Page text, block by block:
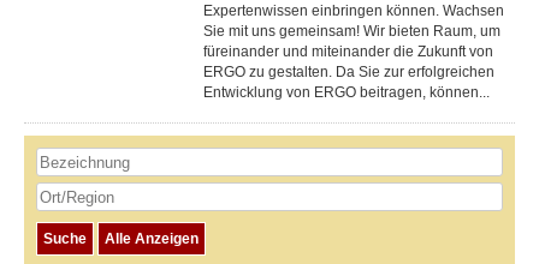
Expertenwissen einbringen können. Wachsen
Sie mit uns gemeinsam! Wir bieten Raum, um
füreinander und miteinander die Zukunft von
ERGO zu gestalten. Da Sie zur erfolgreichen
Entwicklung von ERGO beitragen, können...